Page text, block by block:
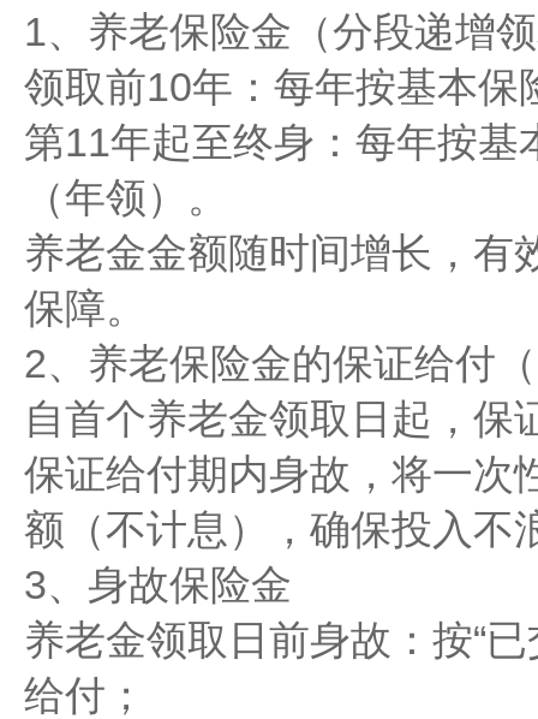
1、养老保险金（分段递增
领取前10年：每年按基本保
第11年起至终身：每年按基
（年领）。
养老金金额随时间增长，有
保障。
2、养老保险金的保证给付
自首个养老金领取日起，保
保证给付期内身故，将一次
额（不计息），确保投入不
3、身故保险金
养老金领取日前身故：按“
给付；